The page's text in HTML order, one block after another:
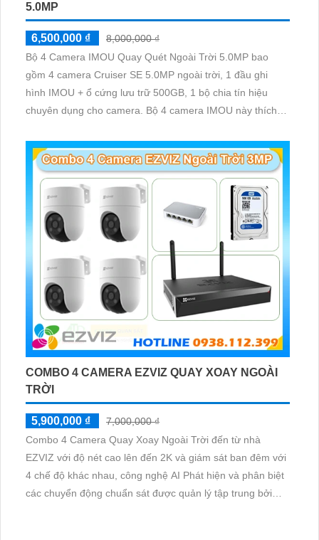
5.0MP
6,500,000 ₫
8,000,000 ₫
Bộ 4 Camera IMOU Quay Quét Ngoài Trời 5.0MP bao
gồm 4 camera Cruiser SE 5.0MP ngoài trời, 1 đầu ghi
hình IMOU + ổ cứng lưu trữ 500GB, 1 bộ chia tín hiệu
chuyên dụng cho camera. Bộ 4 camera IMOU này thích
cần giám sát ngoài trời
COMBO 4 CAMERA EZVIZ QUAY XOAY NGOÀI
TRỜI
5,900,000 ₫
7,000,000 ₫
Combo 4 Camera Quay Xoay Ngoài Trời đến từ nhà
EZVIZ với độ nét cao lên đến 2K và giám sát ban đêm với
4 chế độ khác nhau, công nghệ AI Phát hiện và phân biệt
các chuyển động chuẩn sát được quản lý tập trung bởi